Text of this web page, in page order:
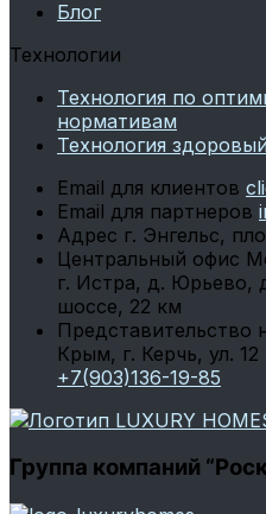
Блог
Технологии
Технология по
нормативам
Технология
Email для клиентов
Email для партнеров
Адрес г. Энгельс,
Центральный офис
г. Истра, д. Юрьево,
шоссе, 22 км
Представительство
Крым, г. Керчь, ул.
+7(903)136-19-85
Группа компаний